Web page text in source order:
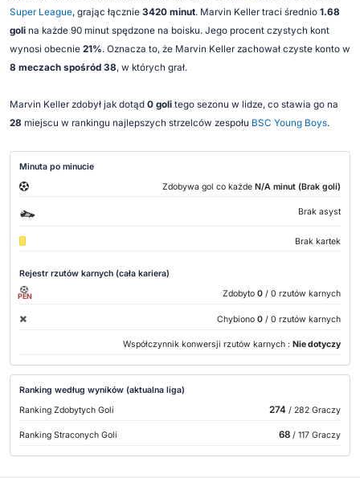
Super League, grając łącznie 3420 minut. Marvin Keller traci średnio 1.68
golina każde 90 minut spędzone na boisku. Jego procent czystych kont
wynosi obecnie 21%. Oznacza to, że Marvin Keller zachował czyste konto w
8 meczach spośród 38, w których grał.
Marvin Keller zdobył jak dotąd 0 golitego sezonu w lidze, co stawia go na
28 miejscu w rankingu najlepszych strzelców zespołu BSC Young Boys.
Minuta po minucie
Zdobywa gol co każde N/A minut (Brak goli)
Brak asyst
Brak kartek
Rejestr rzutów karnych (cała kariera)
PEN Zdobyto 0 / 0 rzutów karnych
Chybiono 0 / 0 rzutów karnych
Współczynnik konwersji rzutów karnych : Nie dotyczy
Ranking według wyników (aktualna liga)
Ranking Zdobytych Goli
274/ 282 Graczy
Ranking Straconych Goli 68/ 117 Graczy